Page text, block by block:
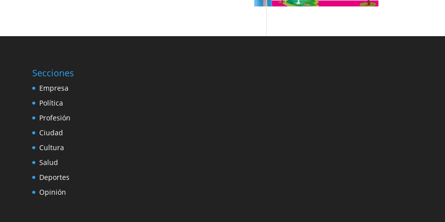
Secciones
Empresa
Política
Profesión
Ciudad
Cultura
Salud
Deportes
Opinión